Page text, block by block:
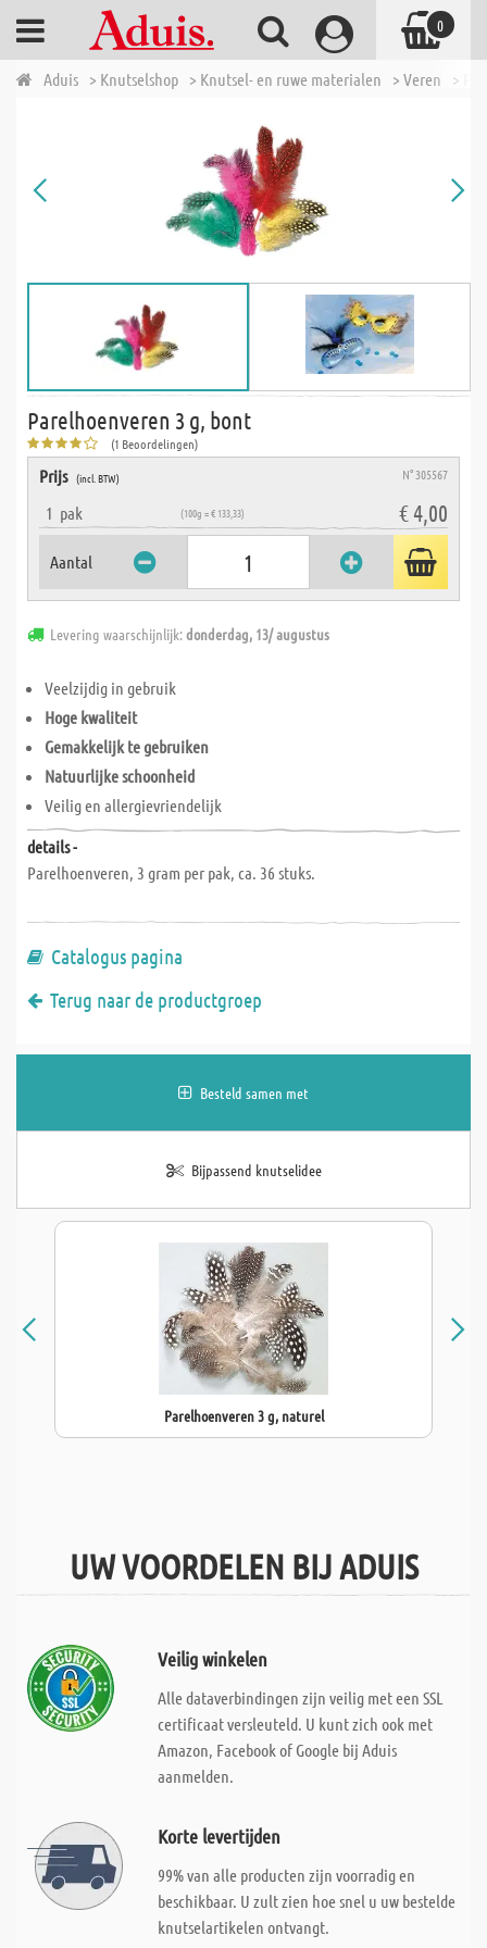
Aduis > Knutselshop > Knutsel- en ruwe materialen > Veren >
Parelhoenveren 3 g, bont
(1 Beoordelingen)
Prijs (incl. BTW) N° 305567
1 pak (100g = € 133,33) € 4,00
Aantal
Levering waarschijnlijk:donderdag, 13/ augustus
Veelzijdig in gebruik
Hoge kwaliteit
Gemakkelijk te gebruiken
Natuurlijke schoonheid
Veilig en allergievriendelijk
details -
Parelhoenveren, 3 gram per pak, ca. 36 stuks.
Catalogus pagina
Terug naar de productgroep
Besteld samen met
Bijpassend knutselidee
Parelhoenveren 3 g, naturel
UW VOORDELEN BIJ ADUIS
Veilig winkelen
Alle dataverbindingen zijn veilig met een SSL
certificaat versleuteld. U kunt zich ook met
Amazon, Facebook of Google bij Aduis
aanmelden.
Korte levertijden
99% van alle producten zijn voorradig en
beschikbaar. U zult zien hoe snel u uw bestelde
knutselartikelen ontvangt.
0